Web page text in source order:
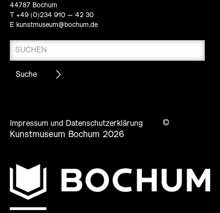
44787 Bochum
T +49 (0)234 910 – 42 30
E kunstmuseum@bochum.de
Impressum und Datenschutzerklärung
©
Kunstmuseum Bochum 2026